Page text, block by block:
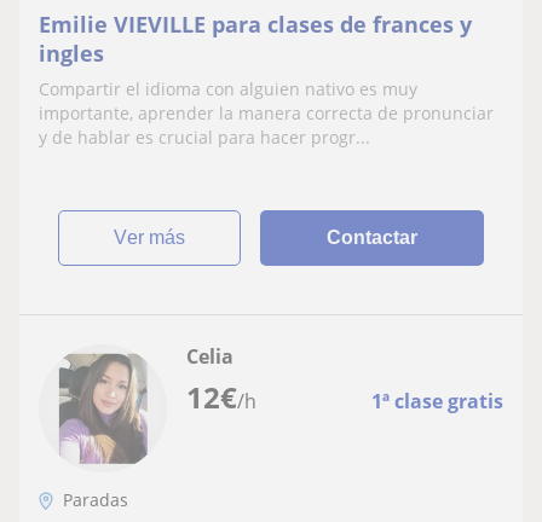
Emilie VIEVILLE para clases de frances y
ingles
Compartir el idioma con alguien nativo es muy
importante, aprender la manera correcta de pronunciar
y de hablar es crucial para hacer progr...
ver más Contactar
12€/h 1ª clase gratis
Celia
Paradas